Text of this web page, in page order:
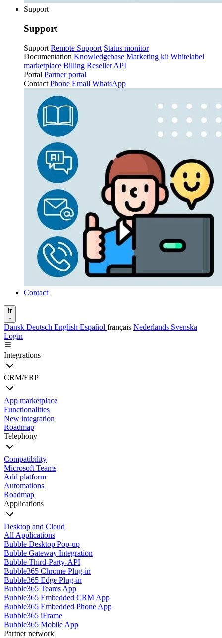
Support
Support
Support Remote Support Status monitor
Documentation Knowledgebase Marketing kit Whitelabel
marketplace Billing Reseller API
Portal Partner portal
Contact Phone Email WhatsApp
Contact
fr
Dansk Deutsch English Español français Nederlands Svenska
Login
Integrations
CRM/ERP
App marketplace
Functionalities
New integration
Roadmap
Telephony
Compatibility
Microsoft Teams
Add platform
Automations
Roadmap
Applications
Desktop and Cloud
All Applications
Bubble Desktop Pop-up
Bubble Gateway Integration
Bubble Third-Party-API
Bubble365 Chrome Plug-in
Bubble365 Edge Plug-in
Bubble365 Teams App
Bubble365 Embedded CRM App
Bubble365 Embedded Phone App
Bubble365 iFrame
Bubble365 Mobile App
Partner network